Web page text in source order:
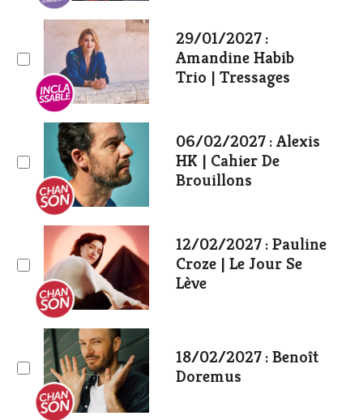
29/01/2027 :
Amandine Habib
Trio | Tressages
06/02/2027 : Alexis
HK | Cahier De
Brouillons
12/02/2027 : Pauline
Croze | Le Jour Se
Lève
18/02/2027 : Benoît
Doremus